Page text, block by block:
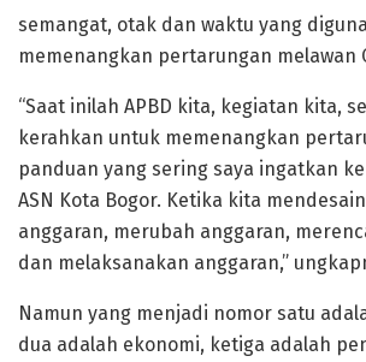
semangat, otak dan waktu yang
memenangkan pertarungan melawan
“Saat inilah APBD kita, kegiatan kita,
kerahkan untuk memenangkan
panduan yang sering saya ingatkan
ASN Kota Bogor. Ketika kita
anggaran, merubah anggaran,
dan melaksanakan anggaran,”
Namun yang menjadi nomor satu
dua adalah ekonomi, ketiga adalah